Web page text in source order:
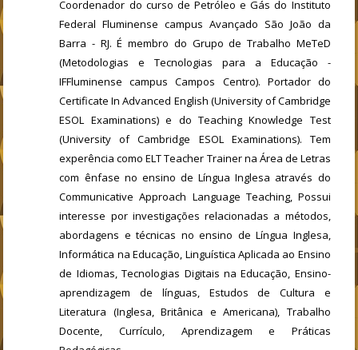
Coordenador do curso de Petróleo e Gás do Instituto
Federal Fluminense campus Avançado São João da
Barra - RJ. É membro do Grupo de Trabalho MeTeD
(Metodologias e Tecnologias para a Educação -
IFFluminense campus Campos Centro). Portador do
Certificate In Advanced English (University of Cambridge
ESOL Examinations) e do Teaching Knowledge Test
(University of Cambridge ESOL Examinations). Tem
experência como ELT Teacher Trainer na Área de Letras
com ênfase no ensino de Língua Inglesa através do
Communicative Approach Language Teaching, Possui
interesse por investigações relacionadas a métodos,
abordagens e técnicas no ensino de Língua Inglesa,
Informática na Educação, Linguística Aplicada ao Ensino
de Idiomas, Tecnologias Digitais na Educação, Ensino-
aprendizagem de línguas, Estudos de Cultura e
Literatura (Inglesa, Britânica e Americana), Trabalho
Docente, Currículo, Aprendizagem e Práticas